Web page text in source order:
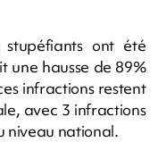
stupéfiants ont été
une hausse de 89%
infractions restent
avec 3 infractions
niveau national.